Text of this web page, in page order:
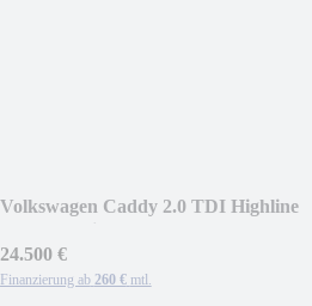
Volkswagen Caddy 2.0 TDI Highline
24.500 €
Finanzierung ab 260 € mtl.